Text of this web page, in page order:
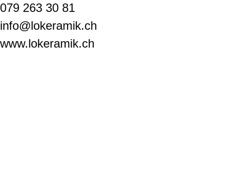
079 263 30 81
info@lokeramik.ch
www.lokeramik.ch